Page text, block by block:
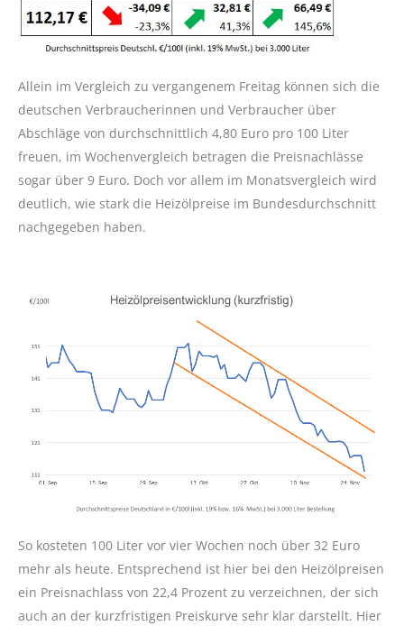
Allein im Vergleich zu vergangenem Freitag können sich die
deutschen Verbraucherinnen und Verbraucher über
Abschläge von durchschnittlich 4,80 Euro pro 100 Liter
freuen, im Wochenvergleich betragen die Preisnachlässe
sogar über 9 Euro. Doch vor allem im Monatsvergleich wird
deutlich, wie stark die Heizölpreise im Bundesdurchschnitt
nachgegeben haben.
So kosteten 100 Liter vor vier Wochen noch über 32 Euro
mehr als heute. Entsprechend ist hier bei den Heizölpreisen
ein Preisnachlass von 22,4 Prozent zu verzeichnen, der sich
auch an der kurzfristigen Preiskurve sehr klar darstellt. Hier